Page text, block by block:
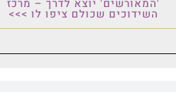
'המאורשים' יוצא לדרך – מרכז
השידוכים שכולם ציפו לו >>>